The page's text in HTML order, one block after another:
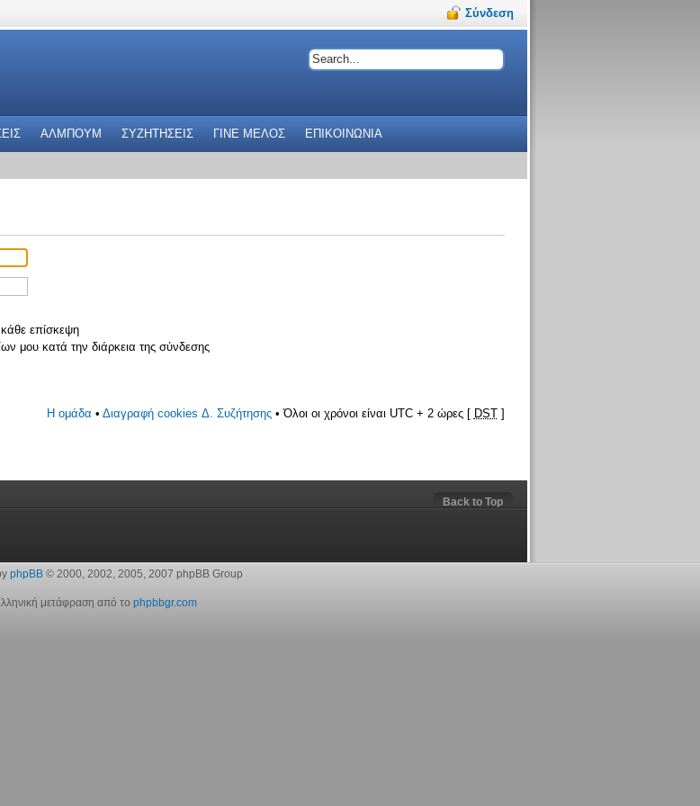
Σύνδεση
ΑΛΜΠΟΥΜ ΣΥΖΗΤΗΣΕΙΣ ΓΙΝΕ ΜΕΛΟΣ ΕΠΙΚΟΙΝΩΝΙΑ
επίσκεψη
μου κατά την διάρκεια της σύνδεσης
Η ομάδα • Διαγραφή cookies Δ. Συζήτησης• Όλοι οι χρόνοι είναι UTC + 2 ώρες [ DST]
Back to Top
phpBB© 2000, 2002, 2005, 2007 phpBB Group
μετάφραση από το phpbbgr.com